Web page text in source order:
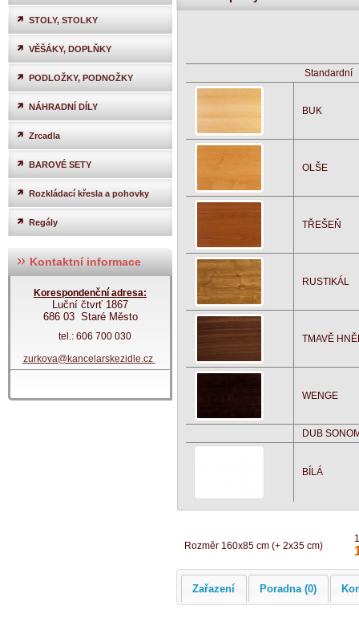
STOLY, STOLKY
VĚŠÁKY, DOPLŇKY
PODLOŽKY, PODNOŽKY
NÁHRADNÍ DÍLY
Zrcadla
BAROVÉ SETY
Rozkládací křesla a pohovky
Regály
Kontaktní informace
Korespondenční adresa:
Luční čtvrť 1867
686 03 Staré Město
tel.: 606 700 030
zurkova@kancelarskezidle.cz
Standardní
BUK
OLŠE
TŘEŠEŇ
RUSTIKÁL
TMAVĚ
WENGE
DUB
BÍLÁ
Rozměr 160x85 cm (+ 2x35 cm)
Zařazení Poradna (0)